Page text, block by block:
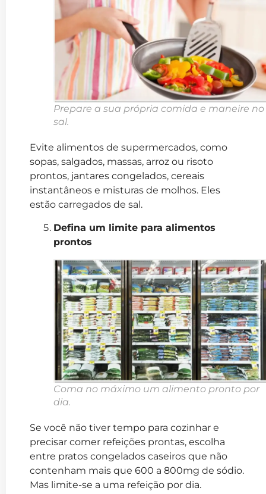
Prepare a sua própria comida e maneire no
sal.
Evite alimentos de supermercados, como
sopas, salgados, massas, arroz ou risoto
prontos, jantares congelados, cereais
instantâneos e misturas de molhos. Eles
estão carregados de sal.
Defina um limite para alimentos
prontos
Coma no máximo um alimento pronto por
dia.
Se você não tiver tempo para cozinhar e
precisar comer refeições prontas, escolha
entre pratos congelados caseiros que não
contenham mais que 600 a 800mg de sódio.
Mas limite-se a uma refeição por dia.